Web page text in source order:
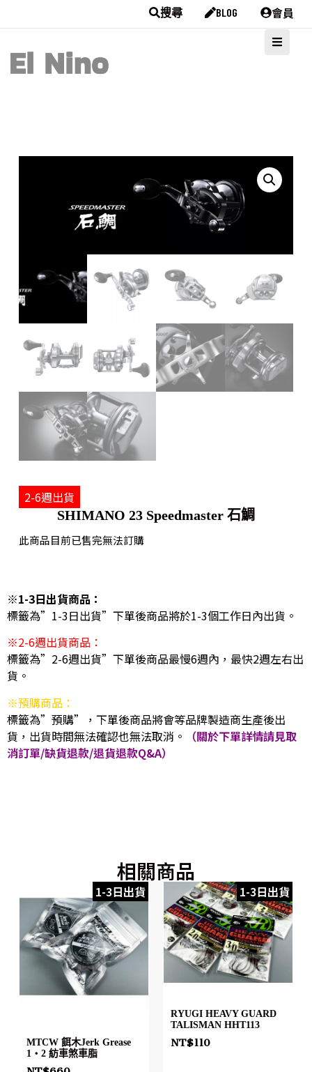
搜尋 BLOG 會員
2-6週出貨
SHIMANO 23 Speedmaster 石鯛
此商品目前已售完無法訂購
※1-3日出貨商品：
標籤為”1-3日出貨”下單後商品將於1-3個工作日內出貨。
※2-6週出貨商品：
標籤為”2-6週出貨”下單後商品最慢6週內，最快2週左右出
貨。
※預購商品：
標籤為”預購”，下單後商品將會等品牌製造商生產後出
貨，出貨時間無法確認也無法取消。
（關於下單詳情請見取
消訂單/缺貨退款/退貨退款Q&A）
相關商品
1-3日出貨
MTCW 餌木Jerk Grease
1・2 紡車煞車脂
1-3日出貨
RYUGI HEAVY GUARD
TALISMAN HHT113
NT$110